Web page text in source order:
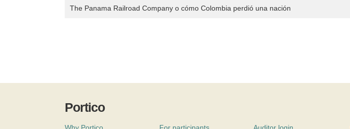
The Panama Railroad Company o cómo Colombia perdió una nación
Portico